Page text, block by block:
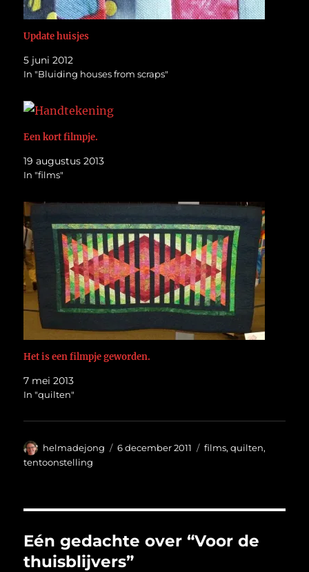
Update huisjes
5 juni 2012
In "Bluiding houses from scraps"
Een kort filmpje.
19 augustus 2013
In "films"
Het is een filmpje geworden.
7 mei 2013
In "quilten"
Auteur
helmadejong
Geplaatst
6 december 2011 Categorieën
films,quilten,
tentoonstelling
Eén gedachte over “Voor de
thuisblijvers”